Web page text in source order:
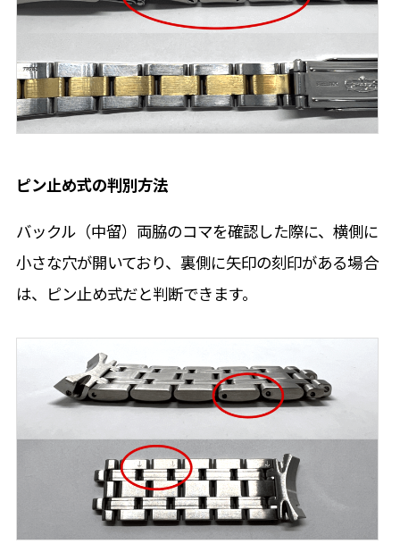
ピン止め式の判別方法
バックル（中留）両脇のコマを確認した際に、横側に
小さな穴が開いており、裏側に矢印の刻印がある場合
は、ピン止め式だと判断できます。